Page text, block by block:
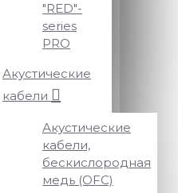
"RED"-
series
PRO
Акустические
кабели
Акустические
кабели,
бескислородная
медь (OFC)